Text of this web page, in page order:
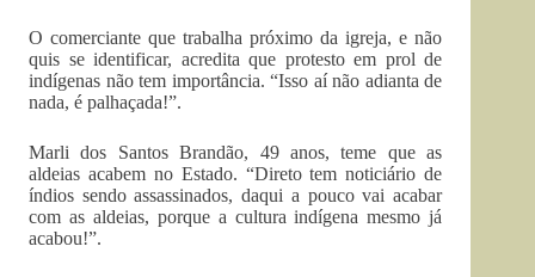
O comerciante que trabalha próximo da igreja, e não
quis se identificar, acredita que protesto em prol de
indígenas não tem importância. “Isso aí não adianta de
nada, é palhaçada!”.
Marli dos Santos Brandão, 49 anos, teme que as
aldeias acabem no Estado. “Direto tem noticiário de
índios sendo assassinados, daqui a pouco vai acabar
com as aldeias, porque a cultura indígena mesmo já
acabou!”.